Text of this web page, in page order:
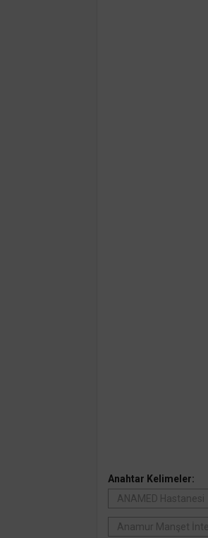
Anahtar Kelimeler:
ANAMED Hastanesi
Anamur Manşet